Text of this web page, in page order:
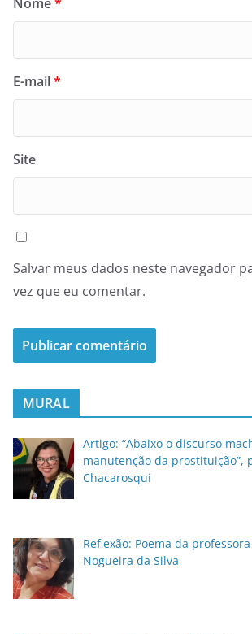
E-mail*
Site
Salvar meus dados neste navegador
vez que eu comentar.
MURAL
Artigo: “Abaixo o discurso
manutenção da prostituição”,
Chacarosqui
Reflexão: Poema da
Nogueira da Silva